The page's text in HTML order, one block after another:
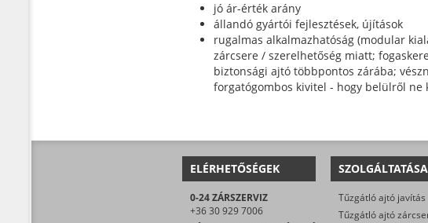
jó ár-érték arány
állandó gyártói fejlesztések, újítások
rugalmas alkalmazhatóság (modular
zárcsere / szerelhetőség miatt;
biztonsági ajtó többpontos zárába;
forgatógombos kivitel - hogy belülről ne
ELÉRHETŐSÉGEK
0-24 ZÁRSZERVIZ
+36 30 929 7006
Tűzgátló ajtó javítás
Tűzgátló ajtó